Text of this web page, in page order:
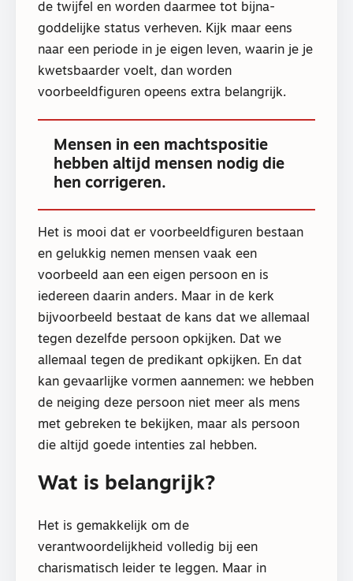
de twijfel en worden daarmee tot bijna-
goddelijke status verheven. Kijk maar eens
naar een periode in je eigen leven, waarin je je
kwetsbaarder voelt, dan worden
voorbeeldfiguren opeens extra belangrijk.
Mensen in een machtspositie
hebben altijd mensen nodig die
hen corrigeren.
Het is mooi dat er voorbeeldfiguren bestaan
en gelukkig nemen mensen vaak een
voorbeeld aan een eigen persoon en is
iedereen daarin anders. Maar in de kerk
bijvoorbeeld bestaat de kans dat we allemaal
tegen dezelfde persoon opkijken. Dat we
allemaal tegen de predikant opkijken. En dat
kan gevaarlijke vormen aannemen: we hebben
de neiging deze persoon niet meer als mens
met gebreken te bekijken, maar als persoon
die altijd goede intenties zal hebben.
Wat is belangrijk?
Het is gemakkelijk om de
verantwoordelijkheid volledig bij een
charismatisch leider te leggen. Maar in